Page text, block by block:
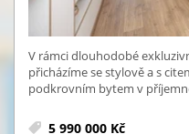
V rámci dlouhodobé
přicházíme se stylově a s
podkrovním bytem v
5 990 000 Kč